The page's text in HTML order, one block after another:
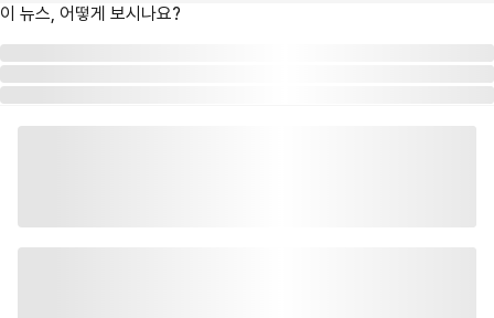
이 뉴스, 어떻게 보시나요?